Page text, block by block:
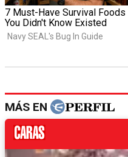
MÁS EN